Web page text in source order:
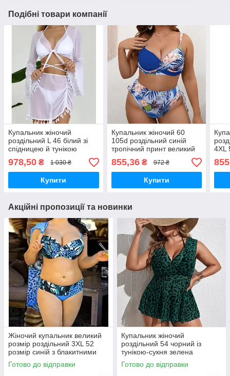
Подібні товари компанії
Купальник жіночий
роздільний L 46 білий зі
спідницею й тунікою
світло-фіолетовий
978,50 ₴ 1 030 ₴
Купити
Купальник жіночий 60
105d роздільний синій
тропічний принт великий
розмір
855,36₴ 972 ₴
Купити
4XL
Акційні пропозиції та новинки
Жіночий купальник великий
розмір роздільний 3XL 52
розмір синій з блакитними
сірими розлученнями УЦІНКА
Готово до відправки
Купальник жіночий
роздільний 54 чорний із
тунікою-сукня зелена
леопард
Готово до відправки